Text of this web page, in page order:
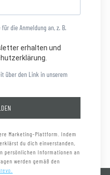
die Anmeldung an, z. B.
erhalten und
über den Link in unserem
Marketing-Plattform. Indem
du dich einverstanden,
persönlichen Informationen an
werden gemäß den